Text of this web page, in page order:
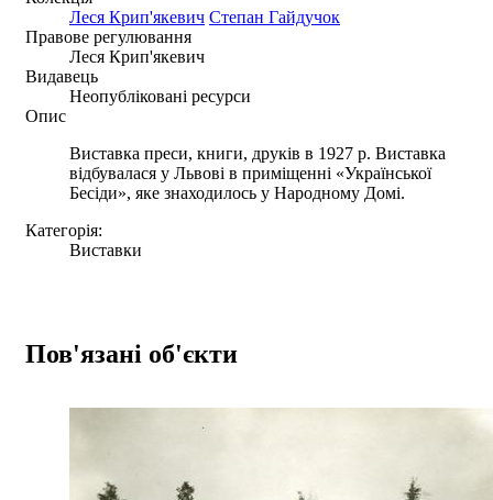
Леся Крип'якевич Степан Гайдучок
Правове регулювання
Леся Крип'якевич
Видавець
Неопубліковані ресурси
Опис
Виставка преси, книги, друків в 1927 р. Виставка
відбувалася у Львові в приміщенні «Української
Бесіди», яке знаходилось у Народному Домі.
Категорія:
Виставки
Пов'язані об'єкти